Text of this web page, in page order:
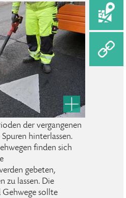
der vergangenen
hinterlassen.
finden sich
gebeten,
zu lassen. Die
sollte